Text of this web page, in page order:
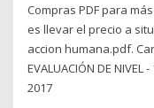
Compras PDF para
es llevar el precio a
accion humana.pdf.
EVALUACIÓN DE
2017